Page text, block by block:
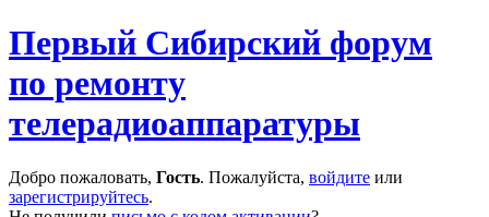
Первый Сибирский форум
по ремонту
телерадиоаппаратуры
Добро пожаловать, Гость. Пожалуйста, войдите или
зарегистрируйтесь.